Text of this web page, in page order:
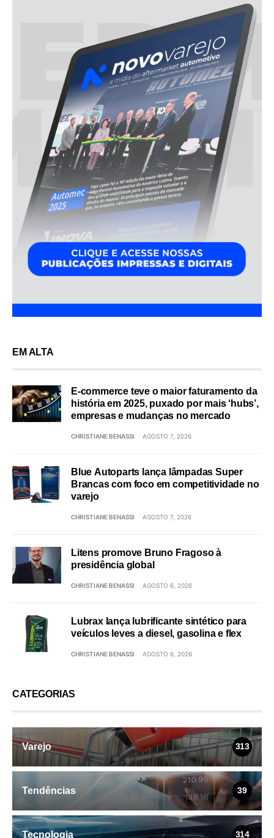
EM ALTA
E-commerce teve o maior faturamento da
história em 2025, puxado por mais ‘hubs’,
empresas e mudanças no mercado
CHRISTIANE BENASSI AGOSTO 7, 2026
Blue Autoparts lança lâmpadas Super
Brancas com foco em competitividade no
varejo
CHRISTIANE BENASSI AGOSTO 7, 2026
Litens promove Bruno Fragoso à
presidência global
CHRISTIANE BENASSI AGOSTO 6, 2026
Lubrax lança lubrificante sintético para
veículos leves a diesel, gasolina e flex
CHRISTIANE BENASSI AGOSTO 6, 2026
CATEGORIAS
Varejo 313
Tendências 39
Tecnologia 314